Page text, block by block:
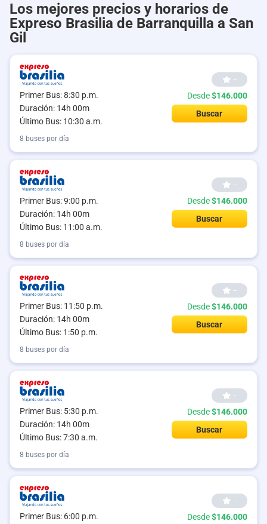
Los mejores precios y horarios de
Expreso Brasilia de Barranquilla a San
Gil
Primer Bus: 8:30 p.m.
Duración: 14h 00m
Último Bus: 10:30 a.m.
--
Desde$146.000
Buscar
8 buses por día
Primer Bus: 9:00 p.m.
Duración: 14h 00m
Último Bus: 11:00 a.m.
--
Desde$146.000
Buscar
8 buses por día
Primer Bus: 11:50 p.m.
Duración: 14h 00m
Último Bus: 1:50 p.m.
--
Desde$146.000
Buscar
8 buses por día
Primer Bus: 5:30 p.m.
Duración: 14h 00m
Último Bus: 7:30 a.m.
--
Desde$146.000
Buscar
8 buses por día
Primer Bus: 6:00 p.m.
--
Desde$146.000